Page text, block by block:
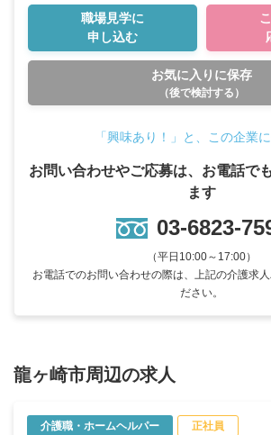
職場見学に
申し込む
お気に入りに保存
（後で検討する）
「興味あり！」と、この企業
お問い合わせやご応募は、お電話で
ます
03-6823-
（平日10:00～17:00）
お電話でのお問い合わせの際は、上記の介護求
ださい。
龍ヶ崎市周辺の求人
介護職・ホームヘルパー 正社員